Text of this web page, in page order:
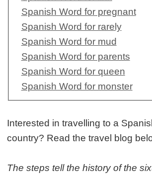
Spanish Word for pregnant
Spanish Word for rarely
Spanish Word for mud
Spanish Word for parents
Spanish Word for queen
Spanish Word for monster
Interested in travelling to a
country? Read the travel blog
The steps tell the history of the